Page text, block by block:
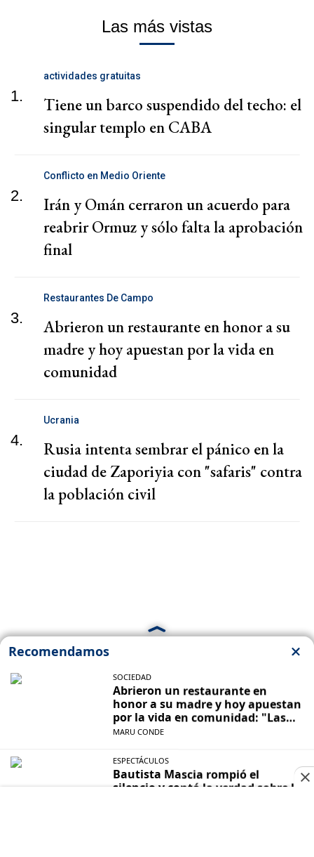
Las más vistas
1.
actividades gratuitas
Tiene un barco suspendido del techo: el
singular templo en CABA
2.
Conflicto en Medio Oriente
Irán y Omán cerraron un acuerdo para
reabrir Ormuz y sólo falta la aprobación
final
3.
Restaurantes De Campo
Abrieron un restaurante en honor a su
madre y hoy apuestan por la vida en
comunidad
4.
Ucrania
Rusia intenta sembrar el pánico en la
ciudad de Zaporiyia con "safaris" contra
la población civil